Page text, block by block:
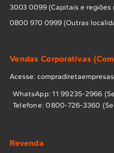
3003 0099 (Capitais e
0800 970 0999 (Outras
Vendas Corporativas
Acesse:
WhatsApp: 11 99235-2966
Telefone: 0800-726-3360
Revenda